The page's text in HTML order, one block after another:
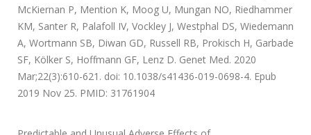
McKiernan P, Mention K, Moog U, Mungan NO, Riedhammer
KM, Santer R, Palafoll IV, Vockley J, Westphal DS, Wiedemann
A, Wortmann SB, Diwan GD, Russell RB, Prokisch H, Garbade
SF, Kölker S, Hoffmann GF, Lenz D. Genet Med. 2020
Mar;22(3):610-621. doi: 10.1038/s41436-019-0698-4. Epub
2019 Nov 25. PMID: 31761904